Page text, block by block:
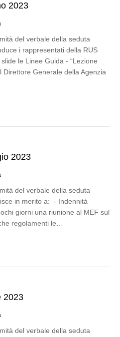
2023
del verbale della seduta
i rappresentati della RUS
le Linee Guida - “Lezione
Direttore Generale della Agenzia
2023
del verbale della seduta
in merito a: - Indennità
giorni una riunione al MEF sul
regolamenti le…
2023
del verbale della seduta